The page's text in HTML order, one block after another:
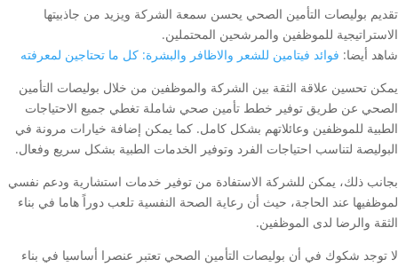
تقديم بوليصات التأمين الصحي يحسن سمعة الشركة ويزيد من جاذبيتها
الاستراتيجية للموظفين والمرشحين المحتملين.
شاهد أيضا: فوائد فيتامين للشعر والاظافر والبشرة: كل ما تحتاجين لمعرفته
يمكن تحسين علاقة الثقة بين الشركة والموظفين من خلال بوليصات التأمين
الصحي عن طريق توفير خطط تأمين صحي شاملة تغطي جميع الاحتياجات
الطبية للموظفين وعائلاتهم بشكل كامل. كما يمكن إضافة خيارات مرونة في
البوليصة لتناسب احتياجات الفرد وتوفير الخدمات الطبية بشكل سريع وفعال.
بجانب ذلك، يمكن للشركة الاستفادة من توفير خدمات استشارية ودعم نفسي
لموظفيها عند الحاجة، حيث أن رعاية الصحة النفسية تلعب دوراً هاما في بناء
الثقة والرضا لدى الموظفين.
لا توجد شكوك في أن بوليصات التأمين الصحي تعتبر عنصرا أساسيا في بناء